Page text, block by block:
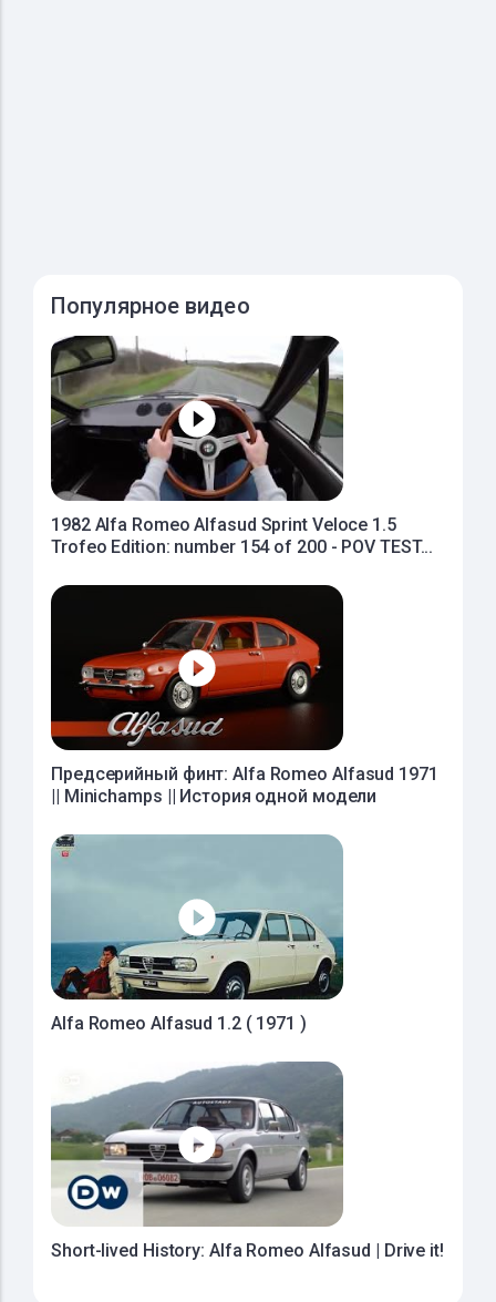
Популярное видео
1982 Alfa Romeo Alfasud Sprint Veloce 1.5
Trofeo Edition: number 154 of 200 - POV TEST...
Предсерийный финт: Alfa Romeo Alfasud 1971
|| Minichamps || История одной модели
Alfa Romeo Alfasud 1.2 ( 1971 )
Short-lived History: Alfa Romeo Alfasud | Drive it!